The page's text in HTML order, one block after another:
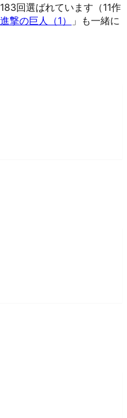
回選ばれています（11作
進撃の巨人（1）
」も一緒に